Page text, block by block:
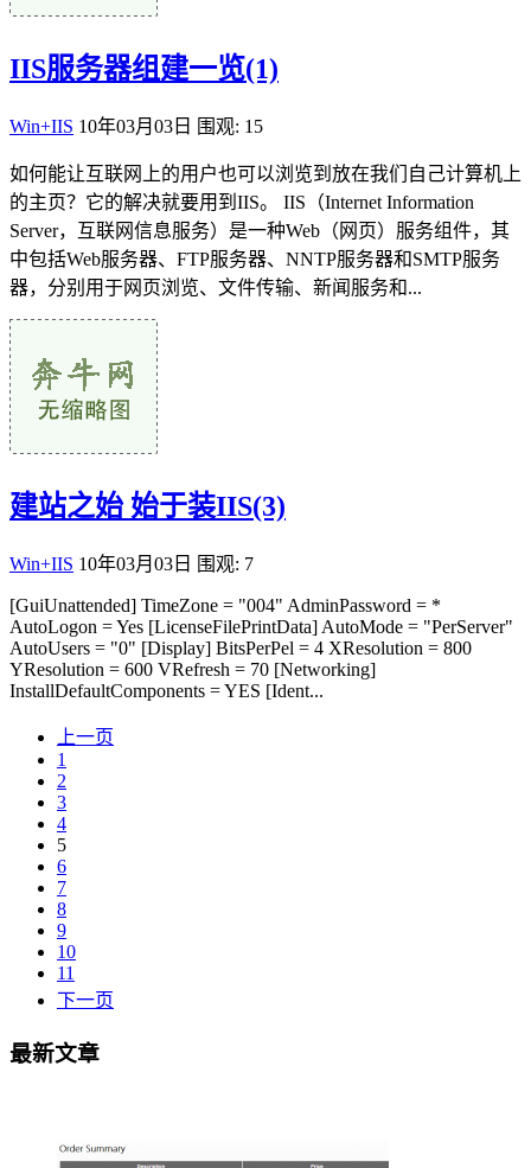
IIS服务器组建一览(1)
Win+IIS 10年03月03日 围观: 15
如何能让互联网上的用户也可以浏览到放在我们自己计算机上
的主页？它的解决就要用到IIS。 IIS（Internet Information
Server，互联网信息服务）是一种Web（网页）服务组件，其
中包括Web服务器、FTP服务器、NNTP服务器和SMTP服务
器，分别用于网页浏览、文件传输、新闻服务和...
建站之始 始于装IIS(3)
Win+IIS 10年03月03日 围观: 7
[GuiUnattended] TimeZone = "004" AdminPassword = *
AutoLogon = Yes [LicenseFilePrintData] AutoMode = "PerServer"
AutoUsers = "0" [Display] BitsPerPel = 4 XResolution = 800
YResolution = 600 VRefresh = 70 [Networking]
InstallDefaultComponents = YES [Ident...
上一页
1
2
3
4
5
6
7
8
9
10
11
下一页
最新文章